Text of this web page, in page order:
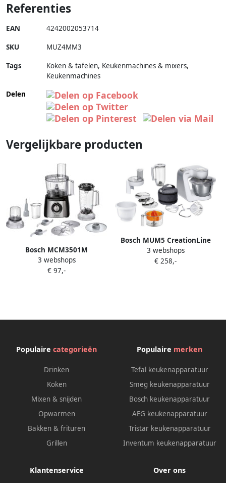
Referenties
EAN 4242002053714
SKU MUZ4MM3
Tags
Koken & tafelen, Keukenmachines & mixers,
Keukenmachines
Delen
Vergelijkbare producten
Bosch MCM3501M
MultiTalent 3
Keukenmachine 800W Zwart
3 webshops
€ 97,-
Bosch MUM5 CreationLine
MUM58243 Keukenmachine
Wit
3 webshops
€ 258,-
Populaire categorieën
Drinken
Koken
Mixen & snijden
Opwarmen
Bakken & frituren
Grillen
Populaire merken
Tefal keukenapparatuur
Smeg keukenapparatuur
Bosch keukenapparatuur
AEG keukenapparatuur
Tristar keukenapparatuur
Inventum keukenapparatuur
Klantenservice Over ons